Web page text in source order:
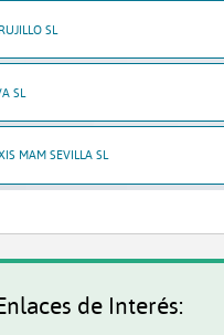
SL
SL
MAM SEVILLA SL
de Interés: